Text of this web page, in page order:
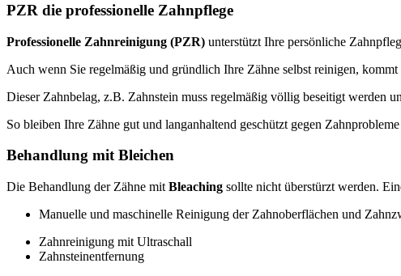
PZR die professionelle Zahnpflege
Professionelle Zahnreinigung (PZR) unterstützt Ihre persönliche
Auch wenn Sie regelmäßig und gründlich Ihre Zähne selbst reinigen,
Dieser Zahnbelag, z.B. Zahnstein muss regelmäßig völlig beseitigt werden
So bleiben Ihre Zähne gut und langanhaltend geschützt gegen
Behandlung mit Bleichen
Die Behandlung der Zähne mit Bleaching sollte nicht überstürzt werden.
Manuelle und maschinelle Reinigung der Zahnoberflächen und
Zahnreinigung mit Ultraschall
Zahnsteinentfernung